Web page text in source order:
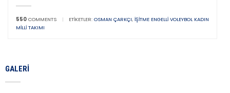
550 COMMENTS | ETIKETLER: OSMAN ÇARKÇI, İŞITME ENGELLI VOLEYBOL KADIN
MILLI TAKIMI
GALERI